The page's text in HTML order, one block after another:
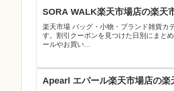
SORA WALK楽天市場店の楽天
楽天市場 バッグ・小物・ブランド雑貨カ
す。割引クーポンを見つけた日別にまと
ールやお買い...
Apearl エパール楽天市場店の楽